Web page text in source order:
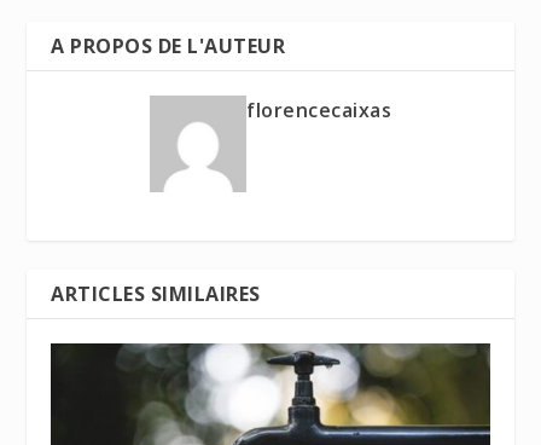
A PROPOS DE L'AUTEUR
florencecaixas
ARTICLES SIMILAIRES